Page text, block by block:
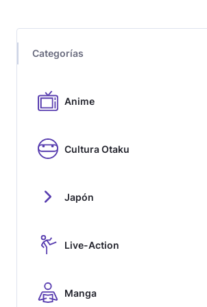
Categorías
Anime
Cultura Otaku
Japón
Live-Action
Manga